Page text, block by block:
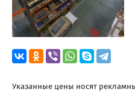
Указанные цены носят